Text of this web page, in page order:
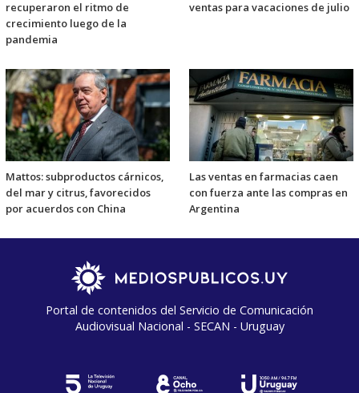
recuperaron el ritmo de
crecimiento luego de la
pandemia
ventas para vacaciones de julio
Mattos: subproductos cárnicos,
del mar y citrus, favorecidos
por acuerdos con China
Las ventas en farmacias caen
con fuerza ante las compras en
Argentina
Portal de contenidos del Servicio de Comunicación
Audiovisual Nacional - SECAN - Uruguay